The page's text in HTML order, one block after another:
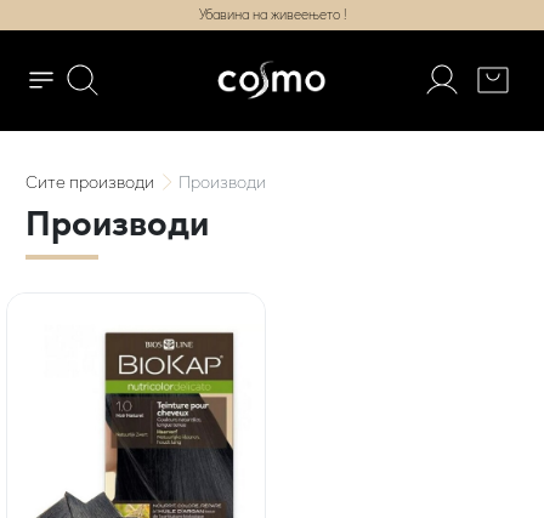
Убавина на живеењето !
Ситепроизводи Производи
Производи